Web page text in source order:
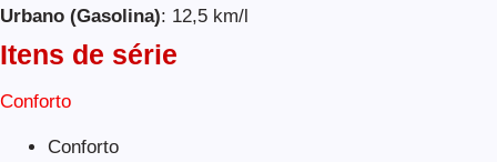
Urbano (Gasolina): 12,5 km/l
Itens de série
Conforto
Conforto